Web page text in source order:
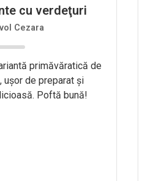
cu verdeţuri
Cezara
primăvăratică de
uşor de preparat şi
Poftă bună!